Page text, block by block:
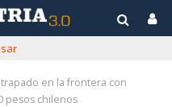
en la frontera con
pesos chilenos